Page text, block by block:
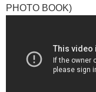
PHOTO BOOK)